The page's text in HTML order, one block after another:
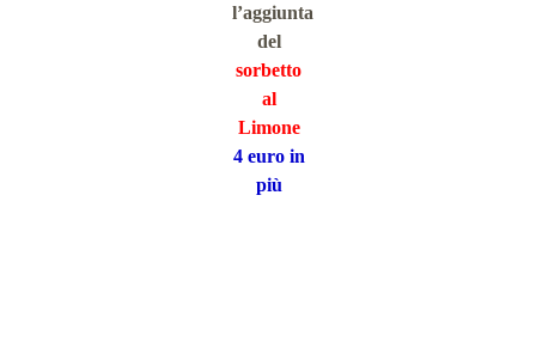
l’aggiunta
del
sorbetto
al
Limone
4 euro in
più